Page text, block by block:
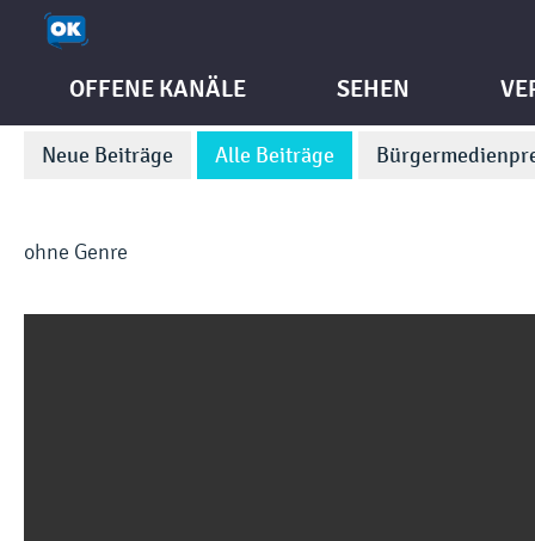
OFFENE KANÄLE SEHEN
Neue Beiträge Alle Beiträge
ohne Genre